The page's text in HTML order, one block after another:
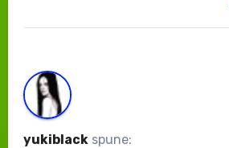
yukiblack spune: